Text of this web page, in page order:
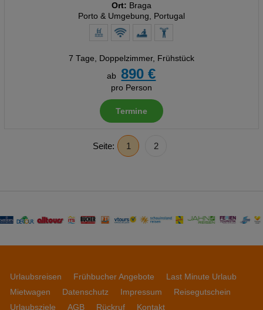
Ort: Braga
Porto & Umgebung, Portugal
7 Tage, Doppelzimmer, Frühstück
ab
890 €
pro Person
Termine
Seite: 1 2
Urlaubsreisen Frühbucher Angebote
Last Minute Urlaub
Mietwagen
Datenschutz Impressum
Reisegutschein
Urlaubsziele
AGB Rückruf Kontakt